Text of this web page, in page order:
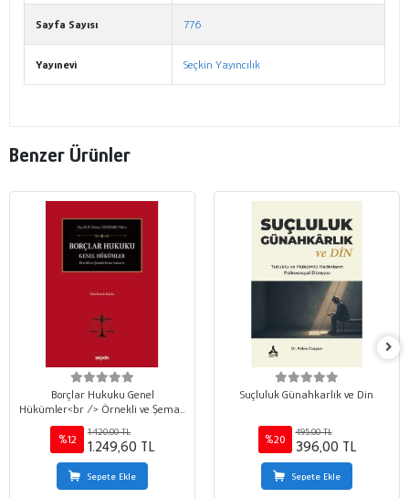
Sayfa Sayısı 776
Yayınevi Seçkin Yayıncılık
Benzer Ürünler
Borçlar Hukuku Genel
Hükümler<br /> Örnekli ve Şemalı
Konu Anlatımı
%12
1.420,00 TL
1.249,60 TL
Sepete Ekle
Suçluluk Günahkarlık ve Din
%20
495,00 TL
396,00 TL
Sepete Ekle